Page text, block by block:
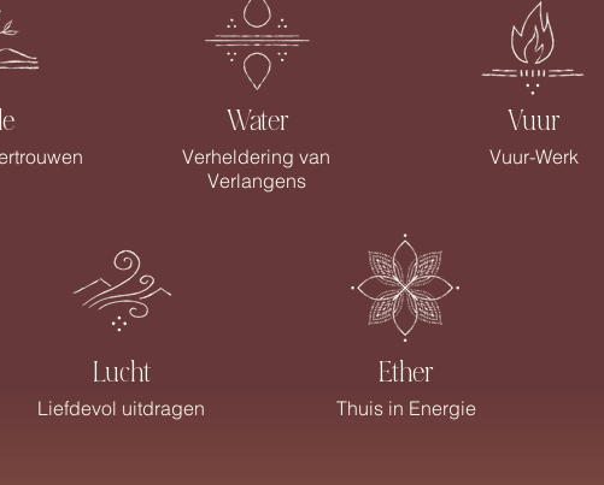
Water
Verheldering van
Verlangens
Vuur
Vuur-Werk
Lucht
Liefdevol uitdragen
Ether
Thuis in Energie